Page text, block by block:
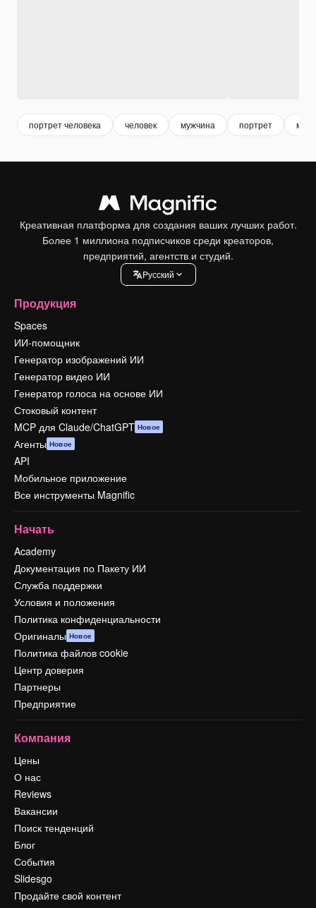
портрет человека человек мужчина портрет
Креативная платформа для создания ваших лучших работ.
Более 1 миллиона подписчиков среди креаторов,
предприятий, агентств и студий.
Pусский
Продукция
Spaces
ИИ-помощник
Генератор изображений ИИ
Генератор видео ИИ
Генератор голоса на основе ИИ
Стоковый контент
MCP для Claude/ChatGPT Новое
Агенты Новое
API
Мобильное приложение
Все инструменты Magnific
Начать
Academy
Документация по Пакету ИИ
Служба поддержки
Условия и положения
Политика конфиденциальности
Оригиналы Новое
Политика файлов cookie
Центр доверия
Партнеры
Предприятие
Компания
Цены
О нас
Reviews
Вакансии
Поиск тенденций
Блог
События
Slidesgo
Продайте свой контент